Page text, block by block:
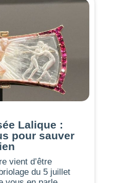
Lalique :
pour sauver
vient d’être
du 5 juillet